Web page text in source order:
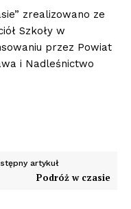
zrealizowano ze
Szkoły w
przez Powiat
i Nadleśnictwo
artykuł
Podróż w czasie